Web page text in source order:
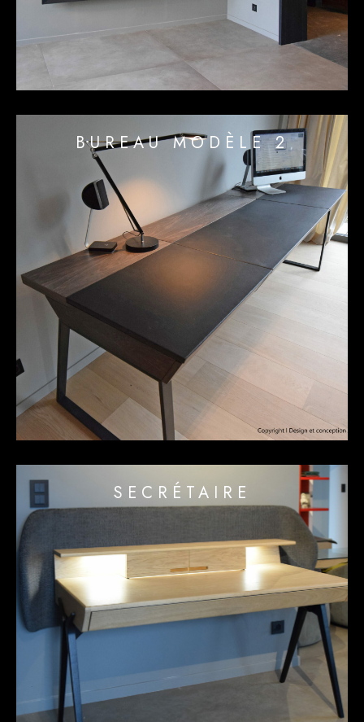
BUREAU MODÈLE 2
SECRÉTAIRE